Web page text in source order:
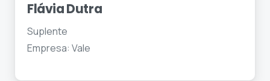
Flávia Dutra
Suplente
Empresa: Vale